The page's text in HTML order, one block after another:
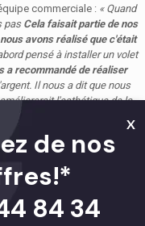
commerciale : « Quand
pas Cela faisait partie de nos
avons réalisé que c'était
pensé à installer un volet
a recommandé de réaliser
Il nous a dit que nous
l'esthétique de la
sommes très contents de la
avons de nouvelles vitrines
de nos
84 34
X